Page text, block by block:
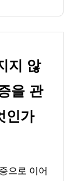
지 않
을 관
인가
으로 이어